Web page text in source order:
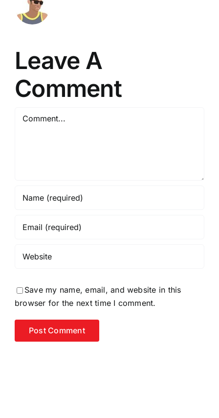
Leave A
Comment
Save my name, email, and website in this
browser for the next time I comment.